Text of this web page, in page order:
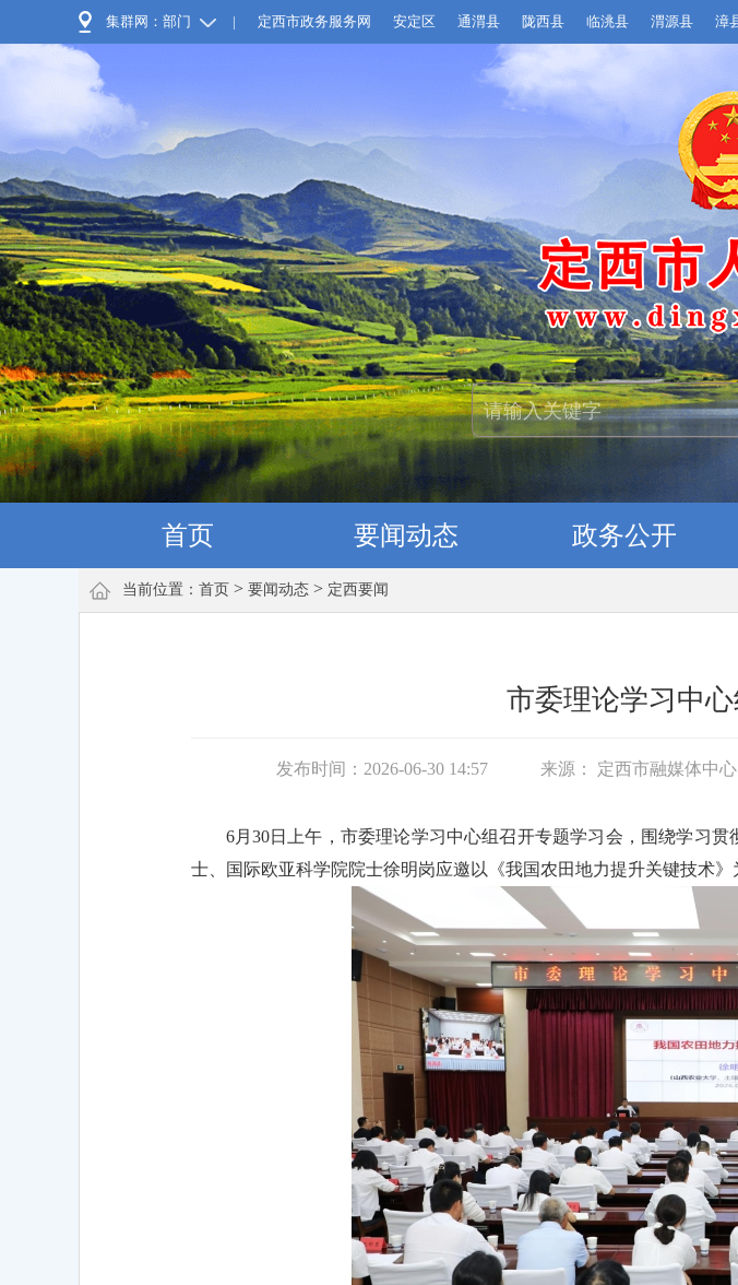
集群网：部门 | 定西市政务服务网 安定区 通渭县 陇西县 临洮县 渭源县 漳
首页 要闻动态 政务公开
当前位置： 首页 > 要闻动态 > 定西要闻
市委理论学习中
发布时间：2026-06-30 14:57 来源： 定西市融媒体中心
6月30日上午，市委理论学习中心组召开专题学习会，围绕学习
士、国际欧亚科学院院士徐明岗应邀以《我国农田地力提升关键技术》